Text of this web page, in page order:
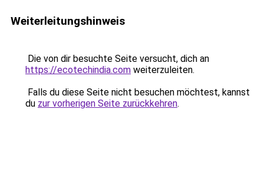
Weiterleitungshinweis
Die von dir besuchte Seite versucht, dich an
https://ecotechindia.com weiterzuleiten.
Falls du diese Seite nicht besuchen möchtest, kannst
du zur vorherigen Seite zurückkehren.